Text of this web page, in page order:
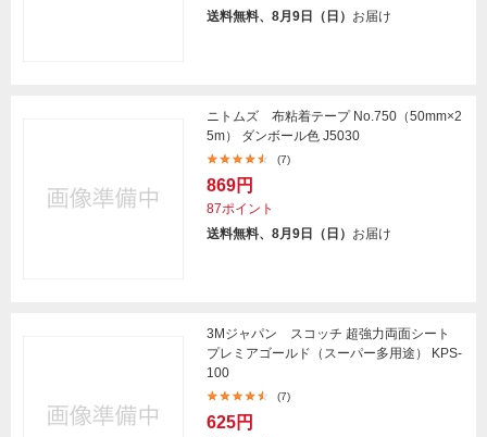
送料無料、8月9日（日） お届け
ニトムズ 布粘着テープ No.750（50mm×2
5m） ダンボール色 J5030
(7)
869円
87ポイント
送料無料、8月9日（日） お届け
3Mジャパン スコッチ 超強力両面シート
プレミアゴールド（スーパー多用途） KPS-
100
(7)
625円